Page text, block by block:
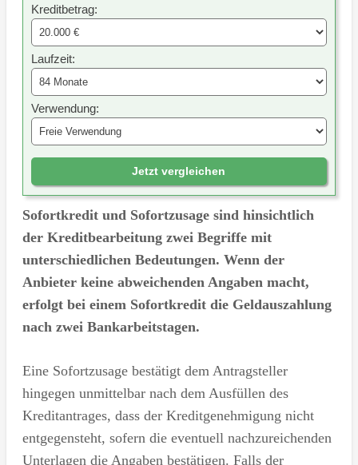
Kreditbetrag:
Laufzeit:
Verwendung:
Jetzt vergleichen
Sofortkredit und Sofortzusage sind hinsichtlich
der Kreditbearbeitung zwei Begriffe mit
unterschiedlichen Bedeutungen. Wenn der
Anbieter keine abweichenden Angaben macht,
erfolgt bei einem Sofortkredit die Geldauszahlung
nach zwei Bankarbeitstagen.
Eine Sofortzusage bestätigt dem Antragsteller
hingegen unmittelbar nach dem Ausfüllen des
Kreditantrages, dass der Kreditgenehmigung nicht
entgegensteht, sofern die eventuell nachzureichenden
Unterlagen die Angaben bestätigen. Falls der